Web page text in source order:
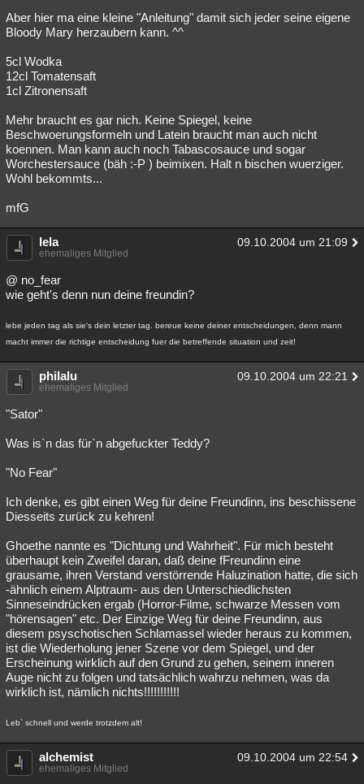
Aber hier ma eine kleine "Anleitung" damit sich jeder seine eigene
Bloody Mary herzaubern kann. ^^
5cl Wodka
12cl Tomatensaft
1cl Zitronensaft
Mehr braucht es gar nich. Keine Spiegel, keine
Beschwoerungsformeln und Latein braucht man auch nicht
koennen. Man kann auch noch Tabascosauce und sogar
Worchestersauce (bäh :-P ) beimixen. Halt n bischen wuerziger.
Wohl bekommts...
mfG
lela 09.10.2004 um 21:09
ehemaliges Mitglied
@ no_fear
wie geht's denn nun deine freundin?
lebe jeden tag als sie's dein letzter tag. bereue keine deiner entscheidungen, denn mann
macht immer die richtige entscheidung fuer die betreffende situation und zeit!
philalu 09.10.2004 um 22:21
ehemaliges Mitglied
"Sator"
Was is`n das für`n abgefuckter Teddy?
"No Fear"
Ich denke, es gibt einen Weg für deine Freundinn, ins beschissene
Diesseits zurück zu kehren!
Ghoethe nannte es "Dichtung und Wahrheit". Für mich besteht
überhaupt kein Zweifel daran, daß deine fFreundinn eine
grausame, ihren Verstand verstörrende Haluzination hatte, die sich
-ähnlich einem Alptraum- aus den Unterschiedlichsten
Sinneseindrücken ergab (Horror-Filme, schwarze Messen vom
"hörensagen" etc. Der Einzige Weg für deine Freundinn, aus
diesem psyschotischen Schlamassel wieder heraus zu kommen,
ist die Wiederholung jener Szene vor dem Spiegel, und der
Erscheinung wirklich auf den Grund zu gehen, seinem inneren
Auge nicht zu folgen und tatsächlich wahrzu nehmen, was da
wirklich ist, nämlich nichts!!!!!!!!!!!
Leb` schnell und werde trotzdem alt!
alchemist 09.10.2004 um 22:54
ehemaliges Mitglied